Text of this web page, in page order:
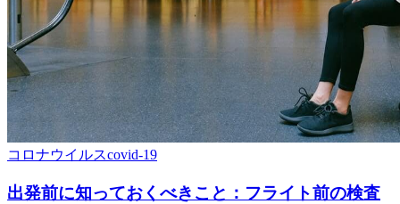
コロナウイルスcovid-19
出発前に知っておくべきこと：フライト前の検査